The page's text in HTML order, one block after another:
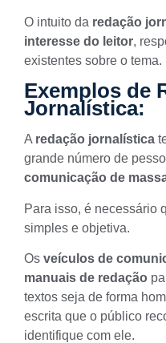
O intuito da redação
interesse do leitor,
existentes sobre o tema.
Exemplos de
Jornalística:
A redação jornalística
grande número de
comunicação de
Para isso, é necessário
simples e objetiva.
Os veículos de
manuais de redação
textos seja de forma
escrita que o público
identifique com ele.